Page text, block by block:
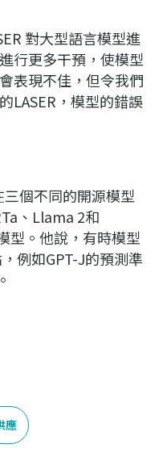
對大型語言模型進
行更多干預，使模型
表現不佳，但令我們
LASER，模型的錯誤
個不同的開源模型
、Llama 2和
型。他說，有時模型
例如GPT-J的預測準
應